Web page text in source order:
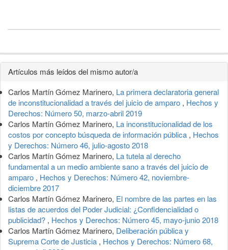
Detalles
del
artículo
Artículos más leídos del mismo autor/a
Carlos Martín Gómez Marinero, La primera declaratoria general
de inconstitucionalidad a través del juicio de amparo , Hechos y
Derechos: Número 50, marzo-abril 2019
Carlos Martín Gómez Marinero, La inconstitucionalidad de los
costos por concepto búsqueda de información pública , Hechos
y Derechos: Número 46, julio-agosto 2018
Carlos Martín Gómez Marinero, La tutela al derecho
fundamental a un medio ambiente sano a través del juicio de
amparo , Hechos y Derechos: Número 42, noviembre-
diciembre 2017
Carlos Martín Gómez Marinero, El nombre de las partes en las
listas de acuerdos del Poder Judicial: ¿Confidencialidad o
publicidad? , Hechos y Derechos: Número 45, mayo-junio 2018
Carlos Martín Gómez Marinero, Deliberación pública y
Suprema Corte de Justicia , Hechos y Derechos: Número 68,